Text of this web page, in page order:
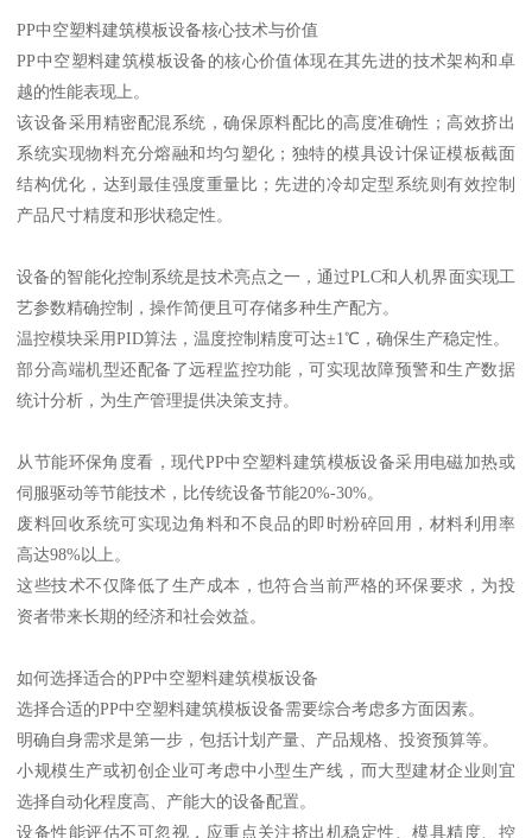
PP中空塑料建筑模板设备核心技术与价值
PP中空塑料建筑模板设备的核心价值体现在其先进的技术架构和卓
越的性能表现上。
该设备采用精密配混系统，确保原料配比的高度准确性；高效挤出
系统实现物料充分熔融和均匀塑化；独特的模具设计保证模板截面
结构优化，达到最佳强度重量比；先进的冷却定型系统则有效控制
产品尺寸精度和形状稳定性。
设备的智能化控制系统是技术亮点之一，通过PLC和人机界面实现工
艺参数精确控制，操作简便且可存储多种生产配方。
温控模块采用PID算法，温度控制精度可达±1℃，确保生产稳定性。
部分高端机型还配备了远程监控功能，可实现故障预警和生产数据
统计分析，为生产管理提供决策支持。
从节能环保角度看，现代PP中空塑料建筑模板设备采用电磁加热或
伺服驱动等节能技术，比传统设备节能20%-30%。
废料回收系统可实现边角料和不良品的即时粉碎回用，材料利用率
高达98%以上。
这些技术不仅降低了生产成本，也符合当前严格的环保要求，为投
资者带来长期的经济和社会效益。
如何选择适合的PP中空塑料建筑模板设备
选择合适的PP中空塑料建筑模板设备需要综合考虑多方面因素。
明确自身需求是第一步，包括计划产量、产品规格、投资预算等。
小规模生产或初创企业可考虑中小型生产线，而大型建材企业则宜
选择自动化程度高、产能大的设备配置。
设备性能评估不可忽视，应重点关注挤出机稳定性、模具精度、控